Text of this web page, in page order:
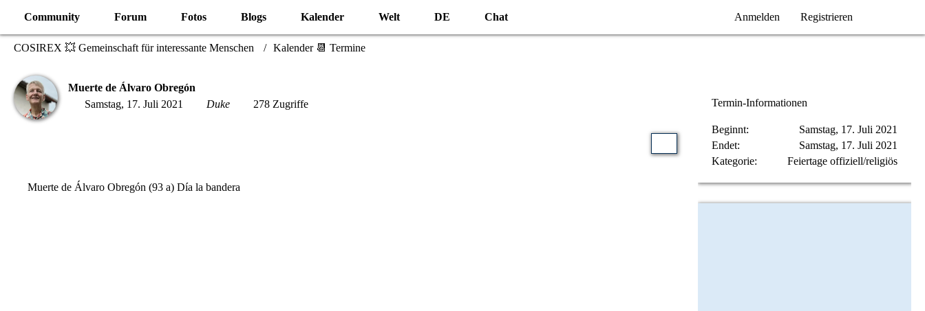
Community Forum Fotos Blogs Kalender Welt DE Chat Anmelden Registrieren
COSIREX 💥 Gemeinschaft für interessante Menschen Kalender 📆 Termine
Muerte de Álvaro Obregón
Samstag, 17. Juli 2021
Duke 278 Zugriffe
Muerte de Álvaro Obregón (93 a) Día la bandera
Termin-Informationen
Beginnt
Samstag, 17. Juli 2021
Endet
Samstag, 17. Juli 2021
Kategorie
Feiertage offiziell/religiös